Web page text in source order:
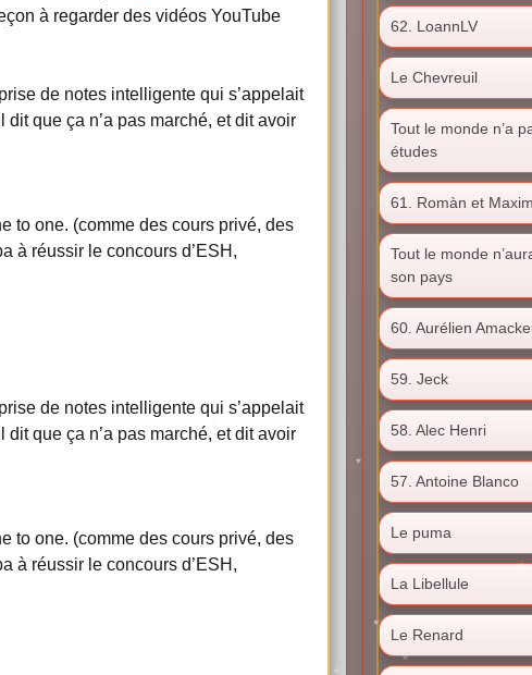
à regarder des vidéos YouTube
de notes intelligente qui s’appelait
dit que ça n’a pas marché, et dit avoir
to one. (comme des cours privé, des
à réussir le concours d’ESH,
de notes intelligente qui s’appelait
dit que ça n’a pas marché, et dit avoir
to one. (comme des cours privé, des
à réussir le concours d’ESH,
62. LoannLV
Le Chevreuil
Tout le monde n’a
études
61. Romàn et
Tout le monde
son pays
60. Aurélien
59. Jeck
58. Alec Henri
57. Antoine Blanco
Le puma
La Libellule
Le Renard